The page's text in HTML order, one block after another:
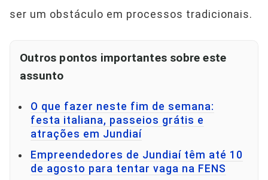
ser um obstáculo em processos tradicionais.
Outros pontos importantes sobre este
assunto
O que fazer neste fim de semana:
festa italiana, passeios grátis e
atrações em Jundiaí
Empreendedores de Jundiaí têm até 10
de agosto para tentar vaga na FENS